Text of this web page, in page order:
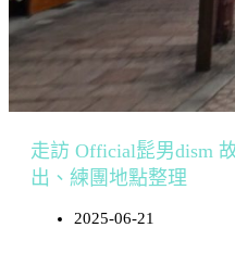
走訪 Official髭男dism
出、練團地點整理
2025-06-21